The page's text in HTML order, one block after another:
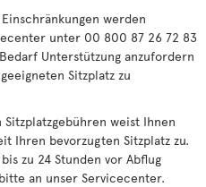
werden
unter 00 800 87 26 72 83
Unterstützung anzufordern
Sitzplatz zu
weist Ihnen
Ihren bevorzugten Sitzplatz zu.
zu 24 Stunden vor Abflug
an unser Servicecenter.